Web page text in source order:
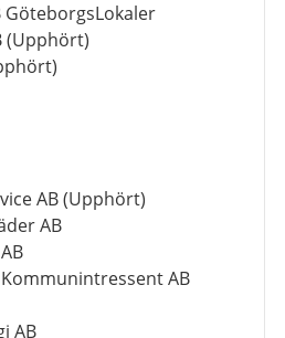
GöteborgsLokaler
(Upphört)
AB (Upphört)
AB
AB
AB